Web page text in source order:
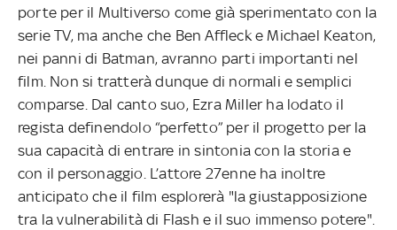
porte per il Multiverso come già sperimentato con la
serie TV, ma anche che Ben Affleck e Michael Keaton,
nei panni di Batman, avranno parti importanti nel
film. Non si tratterà dunque di normali e semplici
comparse. Dal canto suo, Ezra Miller ha lodato il
regista definendolo “perfetto” per il progetto per la
sua capacità di entrare in sintonia con la storia e
con il personaggio. L’attore 27enne ha inoltre
anticipato che il film esplorerà "la giustapposizione
tra la vulnerabilità di Flash e il suo immenso potere".